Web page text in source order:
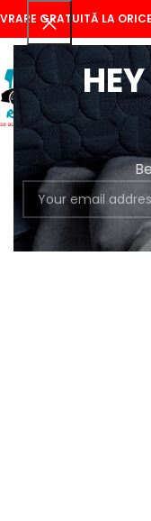
GRATUITĂ LA